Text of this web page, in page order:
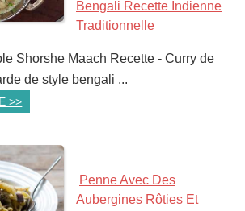
Bengali Recette Indienne
Traditionnelle
Shorshe Maach Recette - Curry de
de style bengali ...
>>
Penne Avec Des
Aubergines Rôties Et